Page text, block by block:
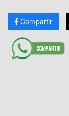
Compartir